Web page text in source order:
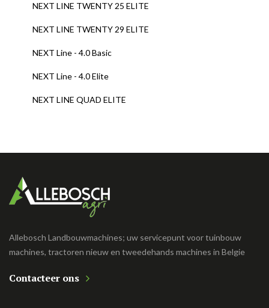
NEXT LINE TWENTY 25 ELITE
NEXT LINE TWENTY 29 ELITE
NEXT Line - 4.0 Basic
NEXT Line - 4.0 Elite
NEXT LINE QUAD ELITE
Allebosch Landbouwmachines; uw servicepunt voor tuinbouw
machines, tractoren nieuw en tweedehands machines in Belgie
Contacteer ons